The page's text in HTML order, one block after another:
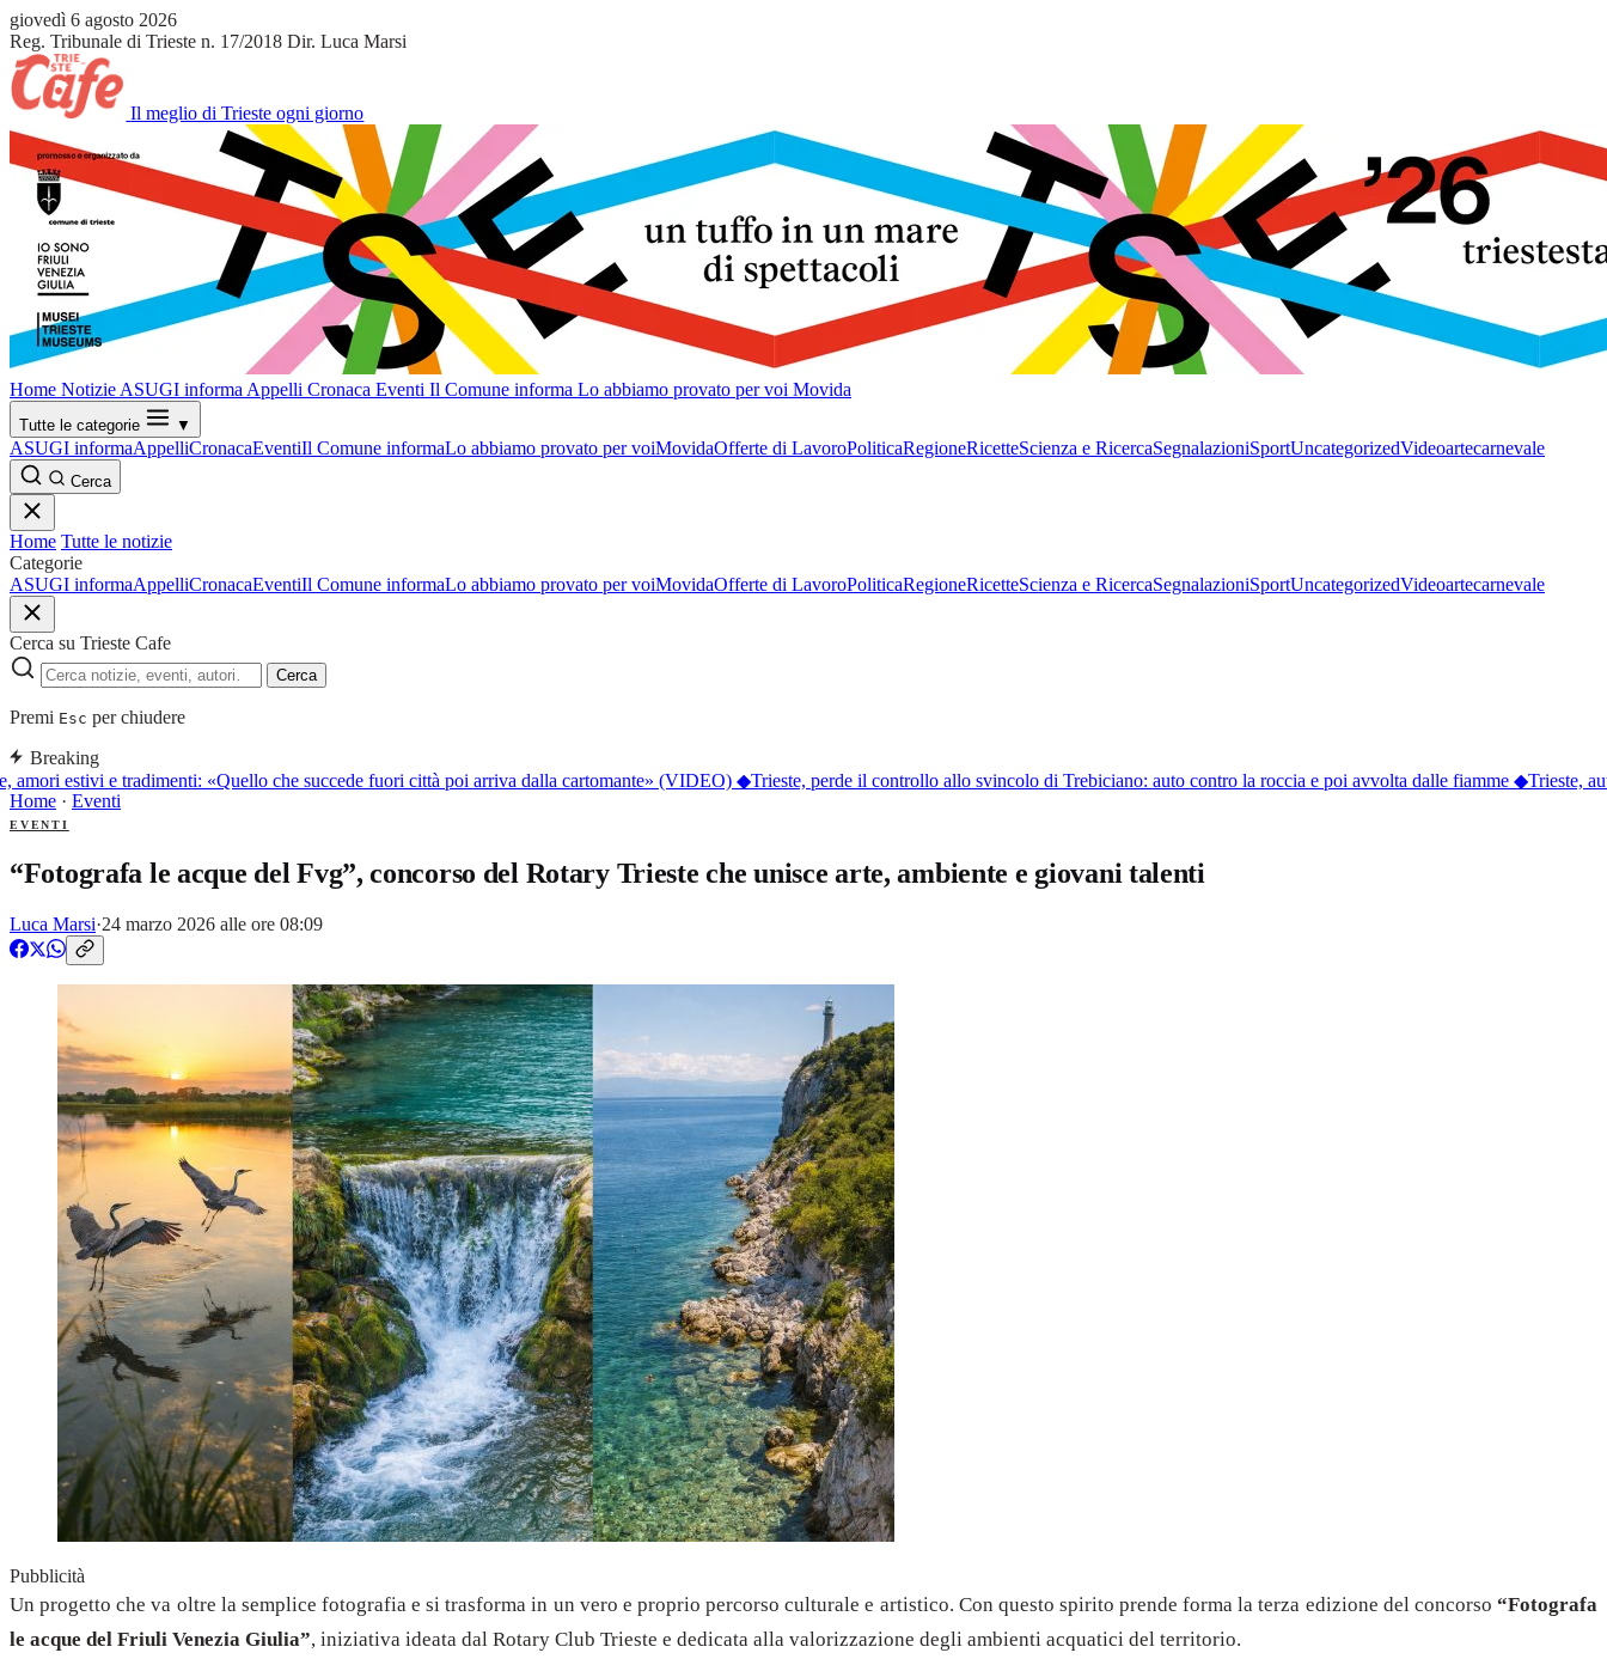
giovedì 6 agosto 2026
Reg. Tribunale di Trieste n. 17/2018 Dir. Luca Marsi
Il meglio di Trieste ogni giorno
Home Notizie ASUGI informa Appelli Cronaca Eventi Il Comune informa Lo abbiamo provato per voi Movida
Tutte le categorie ▼
ASUGI informaAppelliCronacaEventiIl Comune informaLo abbiamo provato per voiMovidaOfferte di LavoroPoliticaRegioneRicetteScienza e RicercaSegnalazioniSportUncategorizedVideoartecarnevale
Cerca
Home Tutte le notizie
Categorie
ASUGI informaAppelliCronacaEventiIl Comune informaLo abbiamo provato per voiMovidaOfferte di LavoroPoliticaRegioneRicetteScienza e RicercaSegnalazioniSportUncategorizedVideoartecarnevale
Cerca su Trieste Cafe
Cerca
Premi Esc per chiudere
Breaking
estivi e tradimenti: «Quello che succede fuori città poi arriva dalla cartomante» (VIDEO)◆ Trieste, perde il controllo allo svincolo di Trebiciano: auto contro la roccia e poi avvolta dalle fiamme◆ Trieste,
Home · Eventi
EVENTI
“Fotografa le acque del Fvg”, concorso del Rotary Trieste che unisce arte, ambiente e giovani talenti
Luca Marsi·24 marzo 2026 alle ore 08:09
Pubblicità
Un progetto che va oltre la semplice fotografia e si trasforma in un vero e proprio percorso culturale e artistico. Con questo spirito prende forma la terza edizione del concorso “Fotografa
le acque del Friuli Venezia Giulia”, iniziativa ideata dal Rotary Club Trieste e dedicata alla valorizzazione degli ambienti acquatici del territorio.